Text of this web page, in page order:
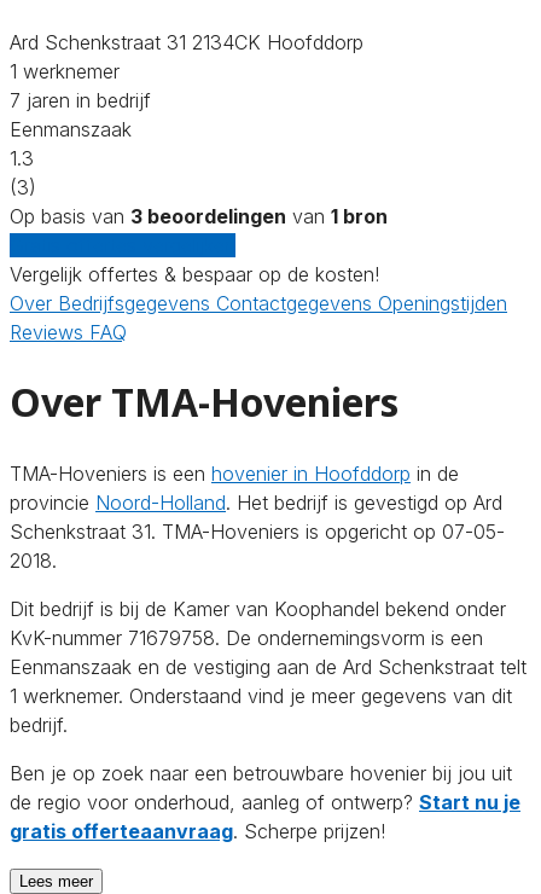
Ard Schenkstraat 31 2134CK Hoofddorp
1 werknemer
7 jaren in bedrijf
Eenmanszaak
1.3
(3)
Op basis van 3 beoordelingen van 1 bron
Vergelijk offertes & bespaar op de kosten!
Over Bedrijfsgegevens Contactgegevens Openingstijden
Reviews FAQ
Over TMA-Hoveniers
TMA-Hoveniers is een hovenier in Hoofddorp in de
provincie Noord-Holland. Het bedrijf is gevestigd op Ard
Schenkstraat 31. TMA-Hoveniers is opgericht op 07-05-
2018.
Dit bedrijf is bij de Kamer van Koophandel bekend onder
KvK-nummer 71679758. De ondernemingsvorm is een
Eenmanszaak en de vestiging aan de Ard Schenkstraat telt
1 werknemer. Onderstaand vind je meer gegevens van dit
bedrijf.
Ben je op zoek naar een betrouwbare hovenier bij jou uit
de regio voor onderhoud, aanleg of ontwerp? Start nu je
gratis offerteaanvraag. Scherpe prijzen!
Lees meer